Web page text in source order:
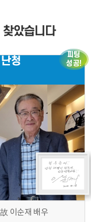
찾았습니다
청
피팅
성공!
故 이순재 배우